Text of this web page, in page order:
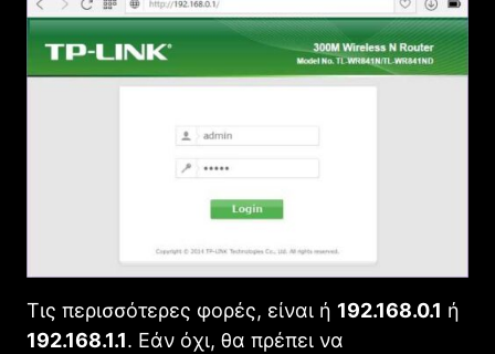
Τις περισσότερες φορές, είναι ή 192.168.0.1 ή
192.168.1.1. Εάν όχι, θα πρέπει να